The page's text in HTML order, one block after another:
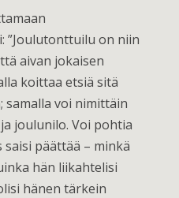
on niin
aivan jokaisen
koittaa etsiä sitä
samalla voi nimittäin
joulunilo. Voi pohtia
päättää – minkä
hän liikahtelisi
hänen tärkein